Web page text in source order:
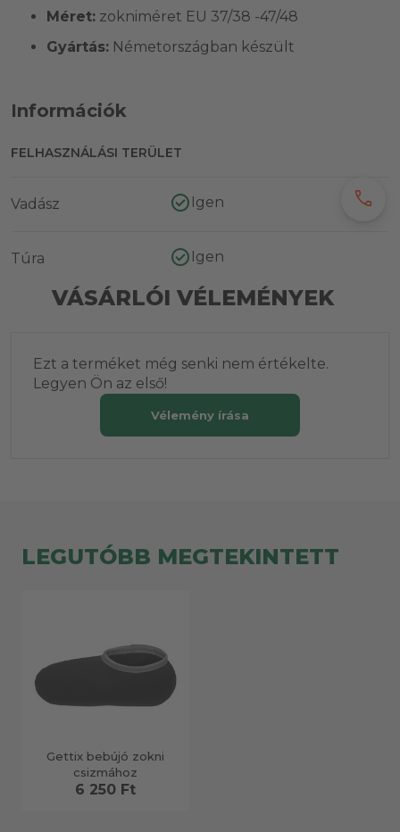
Méret: zokniméret EU 37/38 -47/48
Gyártás: Németországban készült
Információk
FELHASZNÁLÁSI TERÜLET
Vadász Igen
Túra Igen
VÁSÁRLÓI VÉLEMÉNYEK
Ezt a terméket még senki nem értékelte.
Legyen Ön az első!
Vélemény írása
LEGUTÓBB MEGTEKINTETT
Gettix bebújó zokni
csizmához
6 250 Ft
call